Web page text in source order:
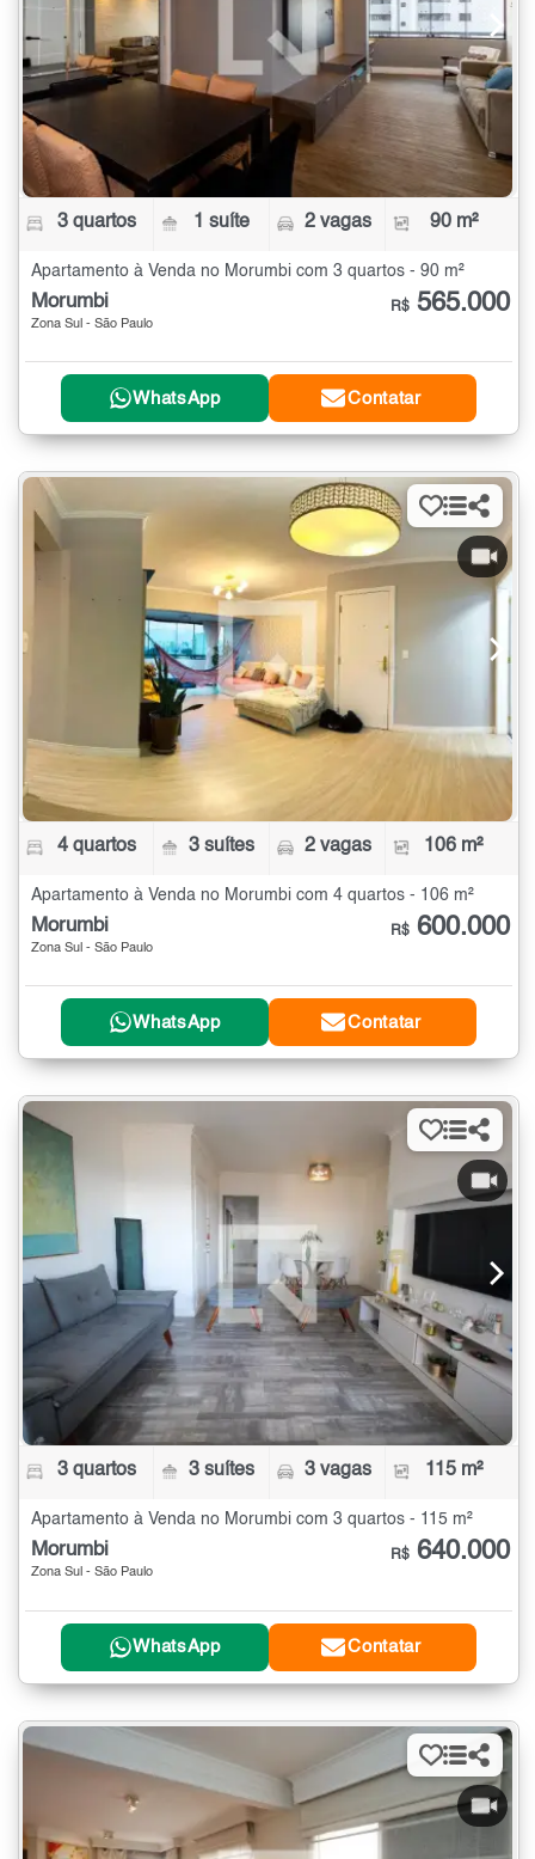
3 quartos 1 suíte 2 vagas 90 m²
Apartamento à Venda no Morumbi com 3 quartos - 90 m²
Morumbi
Zona Sul - São Paulo
R$ 565.000
WhatsApp Contatar
4 quartos 3 suítes 2 vagas 106 m²
Apartamento à Venda no Morumbi com 4 quartos - 106 m²
Morumbi
Zona Sul - São Paulo
R$ 600.000
WhatsApp Contatar
3 quartos 3 suítes 3 vagas 115 m²
Apartamento à Venda no Morumbi com 3 quartos - 115 m²
Morumbi
Zona Sul - São Paulo
R$ 640.000
WhatsApp Contatar